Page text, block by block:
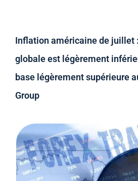
Inflation américaine de juillet
globale est légèrement
base légèrement supérieure
Group